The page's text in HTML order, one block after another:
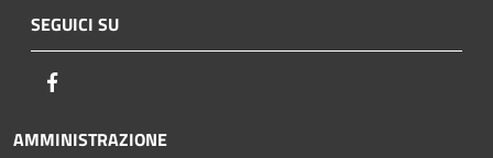
SEGUICI SU
AMMINISTRAZIONE